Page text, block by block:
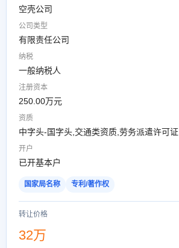
空壳公司
公司类型
有限责任公司
纳税
一般纳税人
注册资本
250.00万元
资质
中字头-国字头,交通类资质,劳务派遣许可证
开户
已开基本户
国家局名称 专利/著作权
转让价格
32万